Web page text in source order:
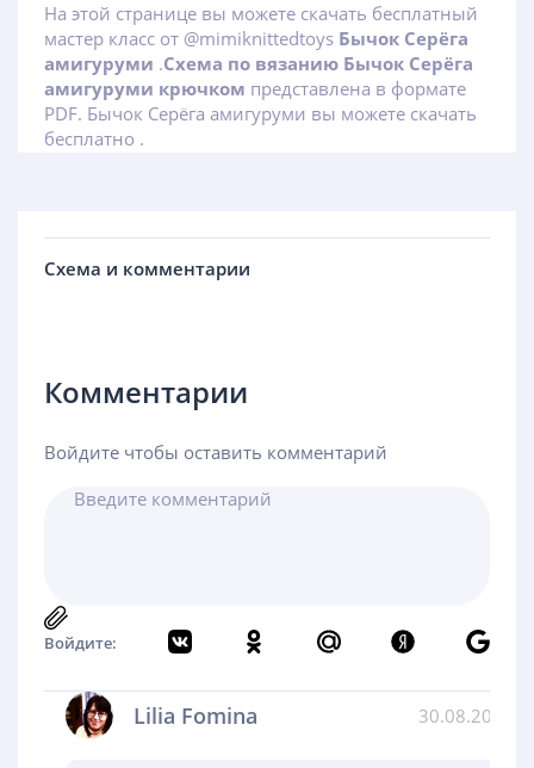
На этой странице вы можете скачать бесплатный
мастер класс от @mimiknittedtoys Бычок Серёга
амигуруми .Схема по вязанию Бычок Серёга
амигуруми крючком представлена в формате
PDF. Бычок Серёга амигуруми вы можете скачать
бесплатно .
Схема и комментарии
Комментарии
Войдите чтобы оставить комментарий
Войдите:
Lilia Fomina 30.08.2024